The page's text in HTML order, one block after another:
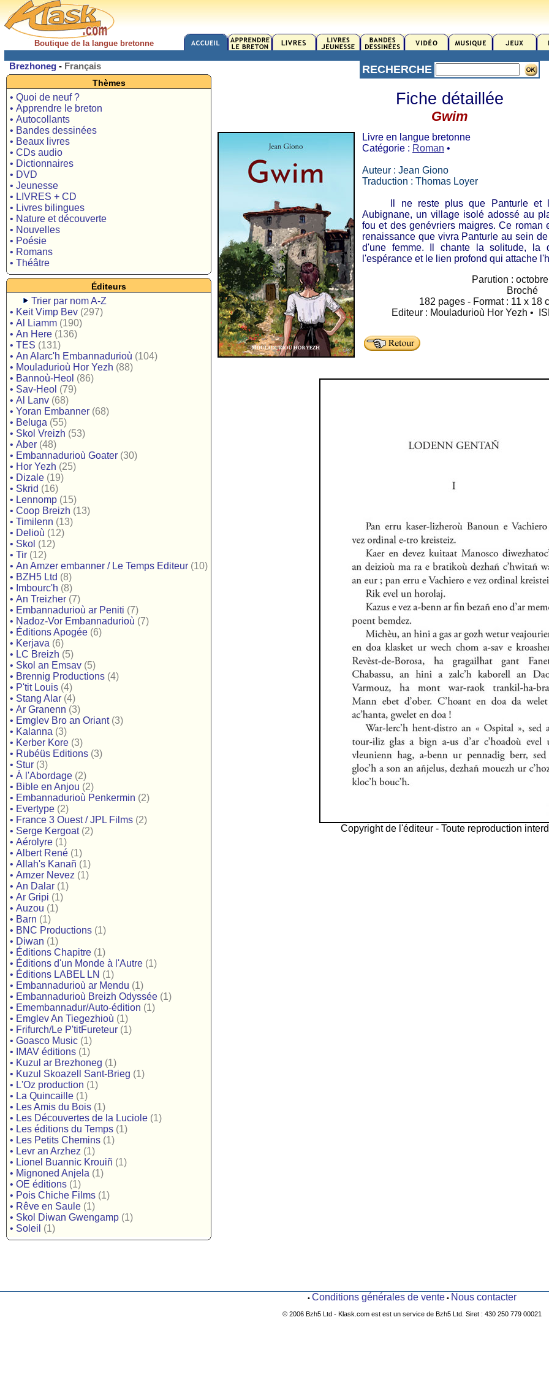
Boutique de la langue bretonne
Brezhoneg - Français
Thèmes
• Quoi de neuf ?
• Apprendre le breton
• Autocollants
• Bandes dessinées
• Beaux livres
• CDs audio
• Dictionnaires
• DVD
• Jeunesse
• LIVRES + CD
• Livres bilingues
• Nature et découverte
• Nouvelles
• Poésie
• Romans
• Théâtre
Éditeurs
Trier par nom A-Z
• Keit Vimp Bev (297)
• Al Liamm (190)
• An Here (136)
• TES (131)
• An Alarc'h Embannadurioù (104)
• Mouladurioù Hor Yezh (88)
• Bannoù-Heol (86)
• Sav-Heol (79)
• Al Lanv (68)
• Yoran Embanner (68)
• Beluga (55)
• Skol Vreizh (53)
• Aber (48)
• Embannadurioù Goater (30)
• Hor Yezh (25)
• Dizale (19)
• Skrid (16)
• Lennomp (15)
• Coop Breizh (13)
• Timilenn (13)
• Delioù (12)
• Skol (12)
• Tir (12)
• An Amzer embanner / Le Temps Editeur (10)
• BZH5 Ltd (8)
• Imbourc'h (8)
• An Treizher (7)
• Embannadurioù ar Peniti (7)
• Nadoz-Vor Embannadurioù (7)
• Éditions Apogée (6)
• Kerjava (6)
• LC Breizh (5)
• Skol an Emsav (5)
• Brennig Productions (4)
• P'tit Louis (4)
• Stang Alar (4)
• Ar Granenn (3)
• Emglev Bro an Oriant (3)
• Kalanna (3)
• Kerber Kore (3)
• Rubéüs Editions (3)
• Stur (3)
• À l'Abordage (2)
• Bible en Anjou (2)
• Embannadurioù Penkermin (2)
• Evertype (2)
• France 3 Ouest / JPL Films (2)
• Serge Kergoat (2)
• Aérolyre (1)
• Albert René (1)
• Allah's Kanañ (1)
• Amzer Nevez (1)
• An Dalar (1)
• Ar Gripi (1)
• Auzou (1)
• Barn (1)
• BNC Productions (1)
• Diwan (1)
• Éditions Chapitre (1)
• Éditions d'un Monde à l'Autre (1)
• Éditions LABEL LN (1)
• Embannadurioù ar Mendu (1)
• Embannadurioù Breizh Odyssée (1)
• Emembannadur/Auto-édition (1)
• Emglev An Tiegezhioù (1)
• Frifurch/Le P'titFureteur (1)
• Goasco Music (1)
•
IMAV éditions (1)
• Kuzul ar Brezhoneg (1)
• Kuzul Skoazell Sant-Brieg (1)
• L'Oz production (1)
• La Quincaille (1)
• Les Amis du Bois (1)
• Les Découvertes de la Luciole (1)
• Les éditions du Temps (1)
• Les Petits Chemins (1)
• Levr an Arzhez (1)
• Lionel Buannic Krouiñ (1)
• Mignoned Anjela (1)
• OE éditions (1)
• Pois Chiche Films (1)
• Rêve en Saule (1)
• Skol Diwan Gwengamp (1)
• Soleil (1)
RECHERCHE
Fiche détaillée
Gwim
Livre en langue bretonne
Catégorie : Roman •
Auteur : Jean Giono
Traduction : Thomas Loyer
Il ne reste plus que Panturle et la
Aubignane, un village isolé adossé au
fou et des genévriers maigres. Ce roman
renaissance que vivra Panturle au sein
d'une femme. Il chante la solitude, la
l'espérance et le lien profond qui attache
Parution :
Broché
182 pages - Format : 11 x 18
Editeur : Mouladurioù Hor Yezh •
Copyright de l'éditeur - Toute reproduction
• Conditions générales de vente• Nous contacter
© 2006 Bzh5 Ltd - Klask.com est est un service de Bzh5 Ltd. Siret : 430 250 779 00021